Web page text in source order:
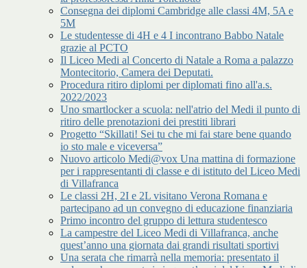
Consegna dei diplomi Cambridge alle classi 4M, 5A e
5M
Le studentesse di 4H e 4 I incontrano Babbo Natale
grazie al PCTO
Il Liceo Medi al Concerto di Natale a Roma a palazzo
Montecitorio, Camera dei Deputati.
Procedura ritiro diplomi per diplomati fino all'a.s.
2022/2023
Uno smartlocker a scuola: nell'atrio del Medi il punto di
ritiro delle prenotazioni dei prestiti librari
Progetto “Skillati! Sei tu che mi fai stare bene quando
io sto male e viceversa”
Nuovo articolo Medi@vox Una mattina di formazione
per i rappresentanti di classe e di istituto del Liceo Medi
di Villafranca
Le classi 2H, 2I e 2L visitano Verona Romana e
partecipano ad un convegno di educazione finanziaria
Primo incontro del gruppo di lettura studentesco
La campestre del Liceo Medi di Villafranca, anche
quest’anno una giornata dai grandi risultati sportivi
Una serata che rimarrà nella memoria: presentato il